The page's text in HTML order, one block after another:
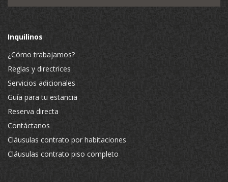
Inquilinos
¿Cómo trabajamos?
Reglas y directrices
Servicios adicionales
Guía para tu estancia
Reserva directa
Contáctanos
Cláusulas contrato por habitaciones
Cláusulas contrato piso completo